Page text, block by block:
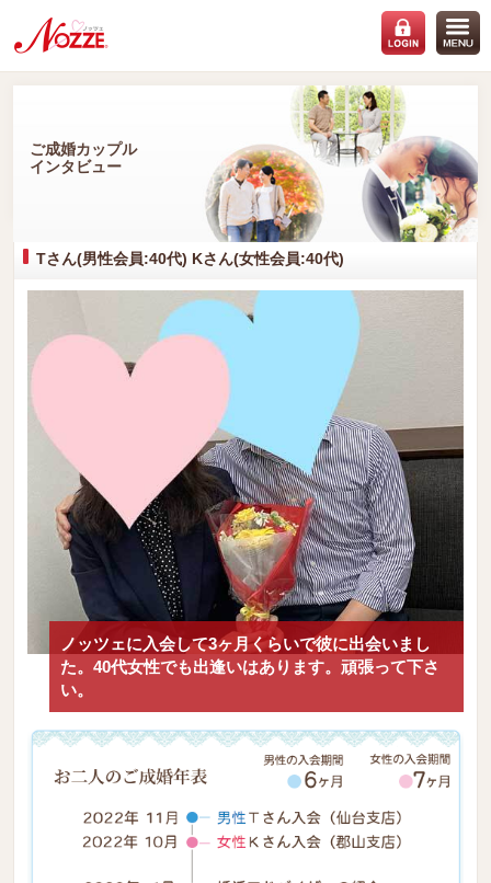
ご成婚カップル
インタビュー
Tさん(男性会員:40代) Kさん(女性会員:40代)
ノッツェに入会して3ヶ月くらいで彼に出会いまし
た。40代女性でも出逢いはあります。頑張って下さ
い。